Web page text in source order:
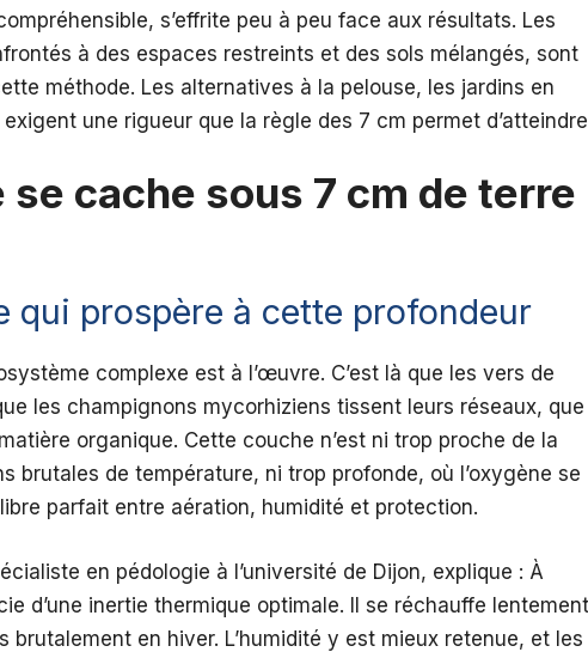
s’effrite peu à peu face aux résultats. Les
à des espaces restreints et des sols mélangés, sont
méthode. Les alternatives à la pelouse, les jardins en
une rigueur que la règle des 7 cm permet
cache sous 7 cm de terre
qui prospère à cette profondeur
complexe est à l’œuvre. C’est là que les vers de
les champignons mycorhiziens tissent leurs réseaux, que
organique. Cette couche n’est ni trop proche de la
brutales de température, ni trop profonde, où l’oxygène se
parfait entre aération, humidité et protection.
en pédologie à l’université de Dijon, explique : À
d’une inertie thermique optimale. Il se réchauffe lentement
brutalement en hiver. L’humidité y est mieux retenue, et les